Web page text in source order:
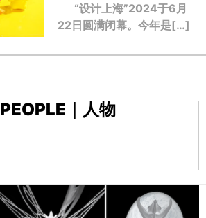
“设计上海”2024于6月
22日圆满闭幕。今年是[…]
PEOPLE｜人物